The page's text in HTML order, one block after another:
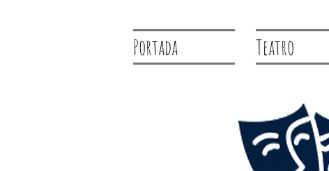
Portada Teatro